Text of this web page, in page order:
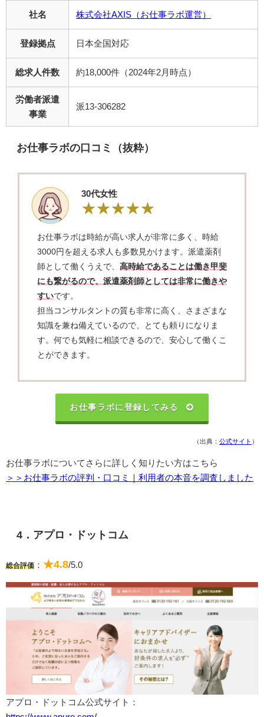
社名 株式会社AXIS（お仕事ラボ運営）
登録拠点 日本全国対応
総求人件数 約18,000件（2024年2月時点）
労働者派遣
事業
派13-306282
お仕事ラボの口コミ（抜粋）
30代女性
お仕事ラボは時給が高い求人が非常に多く、時給
3000円を超える求人も多数見かけます。派遣薬剤
師として働くうえで、 高時給であることは働き甲斐
にも繋がるので、派遣薬剤師としては非常に働きや
すいです。
担当コンサルタントの質も非常に高く、さまざまな
知識を兼ね備えているので、とても頼りになりま
す。何でも気軽に相談できるので、安心して働くこ
とができます。
お仕事ラボに登録してみる
（出典： 公式サイト ）
お仕事ラボについてさらに詳しく知りたい方はこちら
＞＞お仕事ラボの評判・口コミ｜利用者の本音を調査しました
4．アプロ・ドットコム
総合評価 ： ★4.8/5.0
アプロ・ドットコム公式サイト：